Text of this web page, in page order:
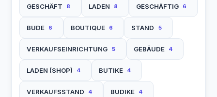
GESCHÄFT 8 LADEN 8 GESCHÄFTIG 6
BUDE 6 BOUTIQUE 6 STAND 5
VERKAUFSEINRICHTUNG 5 GEBÄUDE 4
LADEN (SHOP) 4 BUTIKE 4
VERKAUFSSTAND 4 BUDIKE 4